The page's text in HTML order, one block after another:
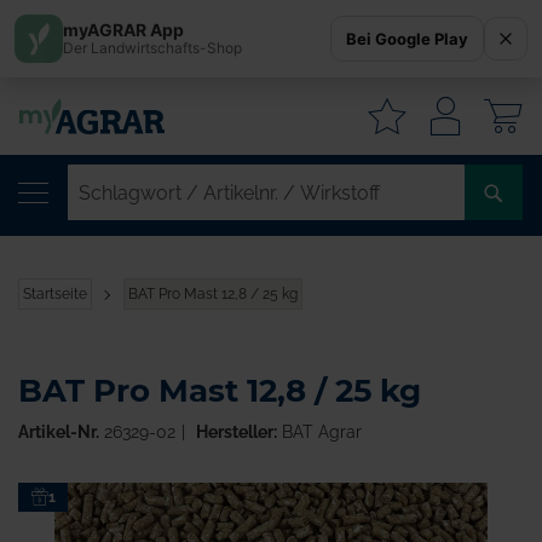
Startseite BAT Pro Mast 12,8 / 25 kg
Zum
Ende
1
BAT Pro Mast 12,8 / 25 kg
Artikel-Nr. 26329-02 Hersteller:BAT Agrar
myAGRAR App
Der Landwirtschafts-Shop Bei Google Play